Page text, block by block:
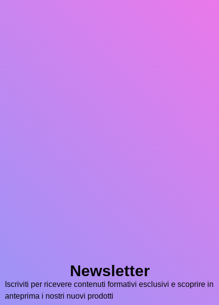
Newsletter
Iscriviti per ricevere contenuti formativi esclusivi e scoprire in
anteprima i nostri nuovi prodotti